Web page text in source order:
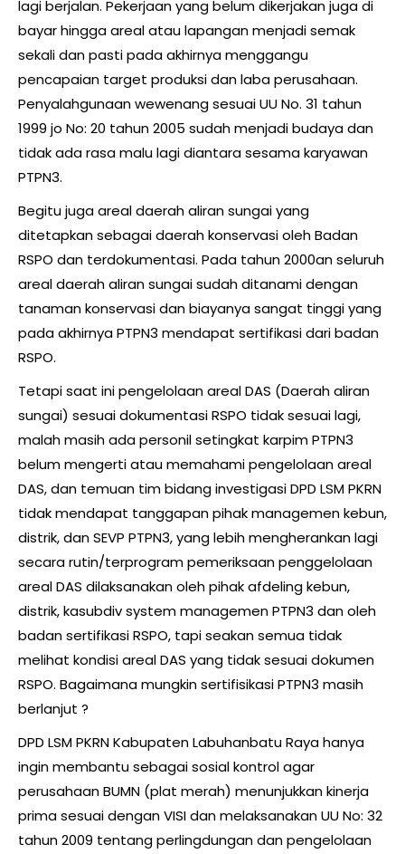
lagi berjalan. Pekerjaan yang belum dikerjakan juga di
bayar hingga areal atau lapangan menjadi semak
sekali dan pasti pada akhirnya menggangu
pencapaian target produksi dan laba perusahaan.
Penyalahgunaan wewenang sesuai UU No. 31 tahun
1999 jo No: 20 tahun 2005 sudah menjadi budaya dan
tidak ada rasa malu lagi diantara sesama karyawan
PTPN3.
Begitu juga areal daerah aliran sungai yang
ditetapkan sebagai daerah konservasi oleh Badan
RSPO dan terdokumentasi. Pada tahun 2000an seluruh
areal daerah aliran sungai sudah ditanami dengan
tanaman konservasi dan biayanya sangat tinggi yang
pada akhirnya PTPN3 mendapat sertifikasi dari badan
RSPO.
Tetapi saat ini pengelolaan areal DAS (Daerah aliran
sungai) sesuai dokumentasi RSPO tidak sesuai lagi,
malah masih ada personil setingkat karpim PTPN3
belum mengerti atau memahami pengelolaan areal
DAS, dan temuan tim bidang investigasi DPD LSM PKRN
tidak mendapat tanggapan pihak managemen kebun,
distrik, dan SEVP PTPN3, yang lebih mengherankan lagi
secara rutin/terprogram pemeriksaan penggelolaan
areal DAS dilaksanakan oleh pihak afdeling kebun,
distrik, kasubdiv system managemen PTPN3 dan oleh
badan sertifikasi RSPO, tapi seakan semua tidak
melihat kondisi areal DAS yang tidak sesuai dokumen
RSPO. Bagaimana mungkin sertifisikasi PTPN3 masih
berlanjut ?
DPD LSM PKRN Kabupaten Labuhanbatu Raya hanya
ingin membantu sebagai sosial kontrol agar
perusahaan BUMN (plat merah) menunjukkan kinerja
prima sesuai dengan VISI dan melaksanakan UU No: 32
tahun 2009 tentang perlingdungan dan pengelolaan